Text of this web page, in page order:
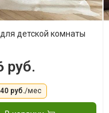
детской комнаты
руб.
руб./мес